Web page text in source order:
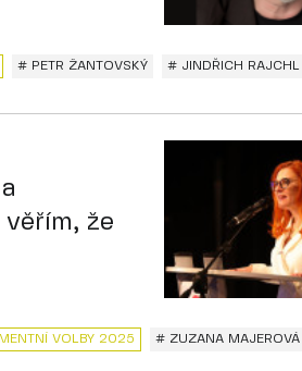
# PETR ŽANTOVSKÝ # JINDŘICH RAJCHL
že
# ZUZANA MAJEROVÁ
VOLBY 2025